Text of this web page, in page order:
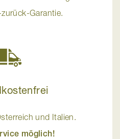
Garantie.
und Italien.
möglich!